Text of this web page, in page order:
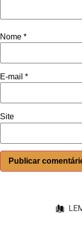
Nome *
E-mail *
Site